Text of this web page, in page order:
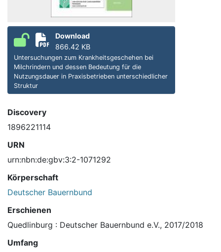
Download
866.42 KB
Untersuchungen zum Krankheitsgeschehen bei
Milchrindern und dessen Bedeutung für die
Nutzungsdauer in Praxisbetrieben unterschiedlicher
Struktur
Discovery
1896221114
URN
urn:nbn:de:gbv:3:2-1071292
Körperschaft
Deutscher Bauernbund
Erschienen
Quedlinburg : Deutscher Bauernbund e.V., 2017/2018
Umfang